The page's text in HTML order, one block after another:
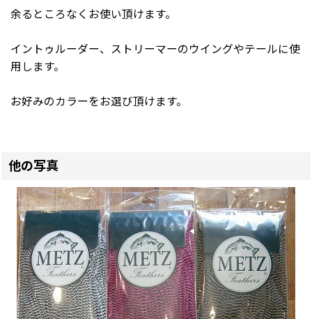
余るところなくお使い頂けます。
イントゥルーダー、ストリーマーのウイングやテールに使
用します。
お好みのカラーをお選び頂けます。
他の写真